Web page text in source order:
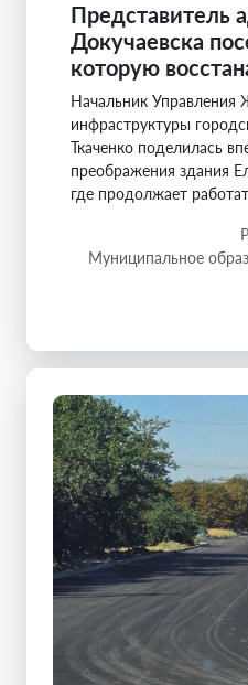
Представитель
Докучаевска
которую
Начальник Управления
инфраструктуры
Ткаченко поделилась
преображения здания
где продолжает
Муниципальное